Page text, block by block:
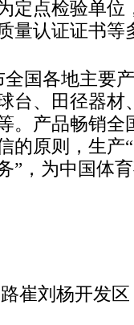
定点检验单位
量认证证书等
国各地主要
台、田径器材
。产品畅销全
的原则，生产
”，为中国体
崔刘杨开发区